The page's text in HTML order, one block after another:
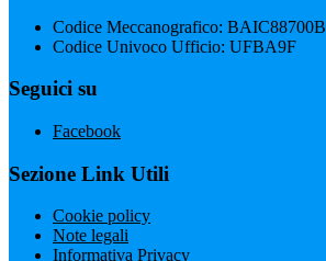
Codice Meccanografico: BAIC88700B
Codice Univoco Ufficio: UFBA9F
Seguici su
Facebook
Sezione Link Utili
Cookie policy
Note legali
Informativa Privacy